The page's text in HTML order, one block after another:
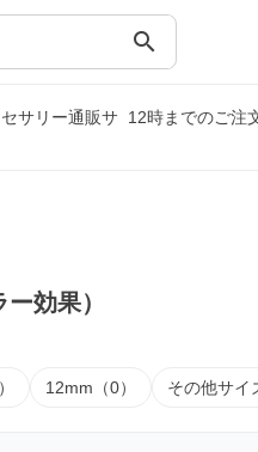
search
サリー通販サ 12時までのご注
効果）
12mm（0） その他サイ